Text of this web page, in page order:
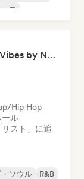
ス
R&B, Afrobeats & Hip-Hop Vibes by Neighborhood's Vibe
Hip Hop
ール
スト」に追
ソウル
R&B